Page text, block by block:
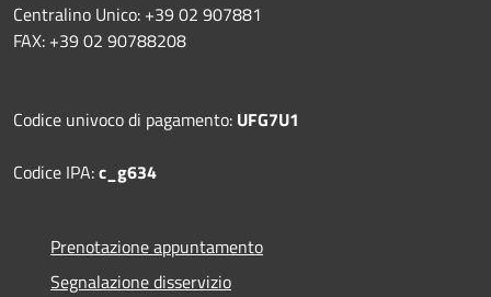
Centralino Unico: +39 02 907881
FAX: +39 02 90788208
Codice univoco di pagamento: UFG7U1
Codice IPA:c_g634
Prenotazione appuntamento
Segnalazione disservizio